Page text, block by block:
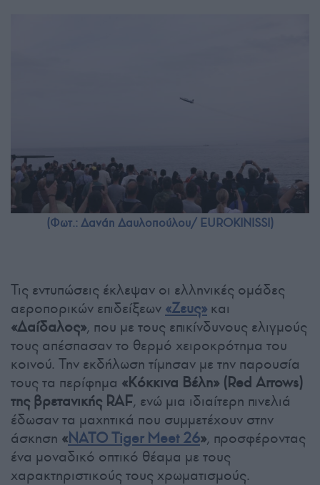
(Φωτ.: Δανάη Δαυλοπούλου/ EUROKINISSI)
Τις εντυπώσεις έκλεψαν οι ελληνικές ομάδες
αεροπορικών επιδείξεων «Ζευς» και
«Δαίδαλος», που με τους επικίνδυνους ελιγμούς
τους απέσπασαν το θερμό χειροκρότημα του
κοινού. Την εκδήλωση τίμησαν με την παρουσία
τους τα περίφημα «Κόκκινα Βέλη» (Red Arrows)
της βρετανικής RAF, ενώ μια ιδιαίτερη πινελιά
έδωσαν τα μαχητικά που συμμετέχουν στην
άσκηση «NATO Tiger Meet 26», προσφέροντας
ένα μοναδικό οπτικό θέαμα με τους
χαρακτηριστικούς τους χρωματισμούς.